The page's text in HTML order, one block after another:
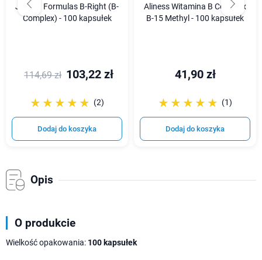
Jarrow Formulas B-Right (B-
Complex) - 100 kapsułek
114,69 zł 103,22 zł
☆☆☆☆☆
★★★★★ (2)
Dodaj do koszyka
Aliness Witamina B Complex
B-15 Methyl - 100 kapsułek
41,90 zł
☆☆☆☆☆
★★★★★ (1)
Dodaj do koszyka
Opis
O produkcie
Wielkość opakowania: 100 kapsułek